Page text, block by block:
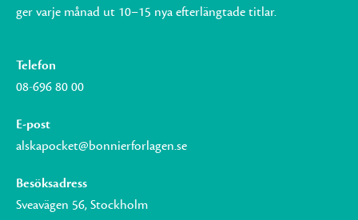
ger varje månad ut 10–15 nya efterlängtade titlar.
Telefon
08-696 80 00
E-post
alskapocket@bonnierforlagen.se
Besöksadress
Sveavägen 56, Stockholm